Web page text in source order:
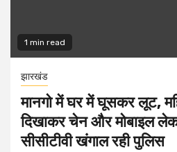
1 min read
झारखंड
मानगो में घर में घूसकर लूट,
दिखाकर चेन और मोबाइल
सीसीटीवी खंगाल रही पुलिस